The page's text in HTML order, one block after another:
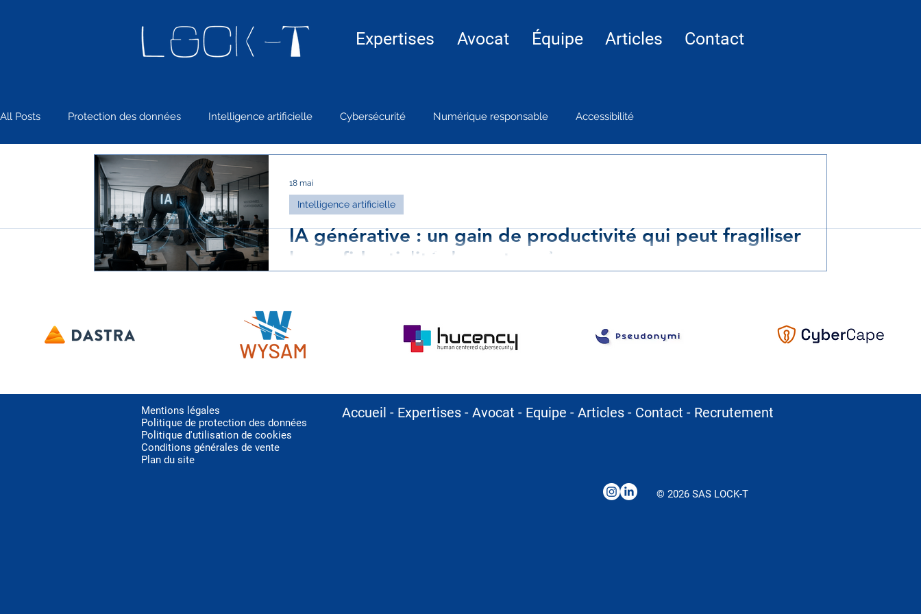
Expertises Avocat Équipe Articles Contact
All Posts Protection des données Intelligence artificielle Cybersécurité Numérique responsable Accessibilité
Réglementation & sanctions L’OCTET
IA générative : un gain de productivité qui peut fragiliser
la confidentialité des entreprises
Intelligence artificielle
18 mai
Nos Partenaires
Mentions légales
Politique de protection des données
Politique d'utilisation de cookies
Conditions générales de vente
Plan du site
Accueil - Expertises - Avocat - Equipe - Articles - Contact - Recrutement
© 2026 SAS LOCK-T